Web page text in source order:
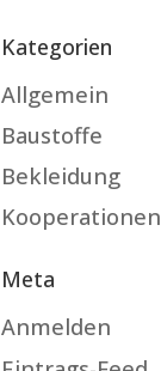
Kategorien
Allgemein
Baustoffe
Bekleidung
Kooperationen
Meta
Anmelden